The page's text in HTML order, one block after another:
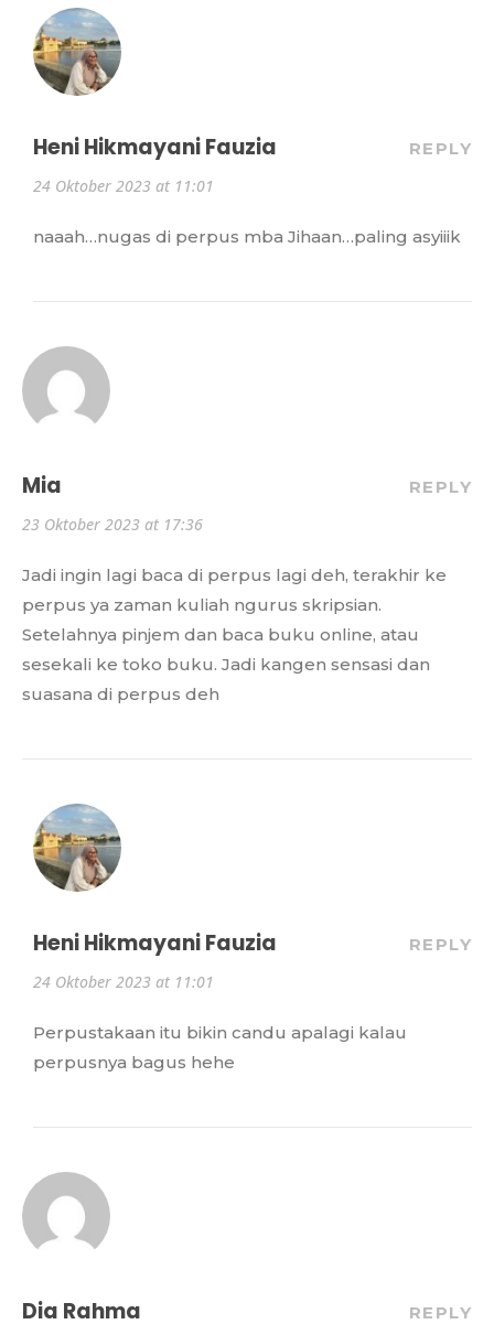
Heni Hikmayani Fauzia
24 Oktober 2023 at 11:01
REPLY
naaah…nugas di perpus mba Jihaan…paling asyiiik
Mia
23 Oktober 2023 at 17:36
REPLY
Jadi ingin lagi baca di perpus lagi deh, terakhir ke
perpus ya zaman kuliah ngurus skripsian.
Setelahnya pinjem dan baca buku online, atau
sesekali ke toko buku. Jadi kangen sensasi dan
suasana di perpus deh
Heni Hikmayani Fauzia
24 Oktober 2023 at 11:01
REPLY
Perpustakaan itu bikin candu apalagi kalau
perpusnya bagus hehe
Dia Rahma REPLY